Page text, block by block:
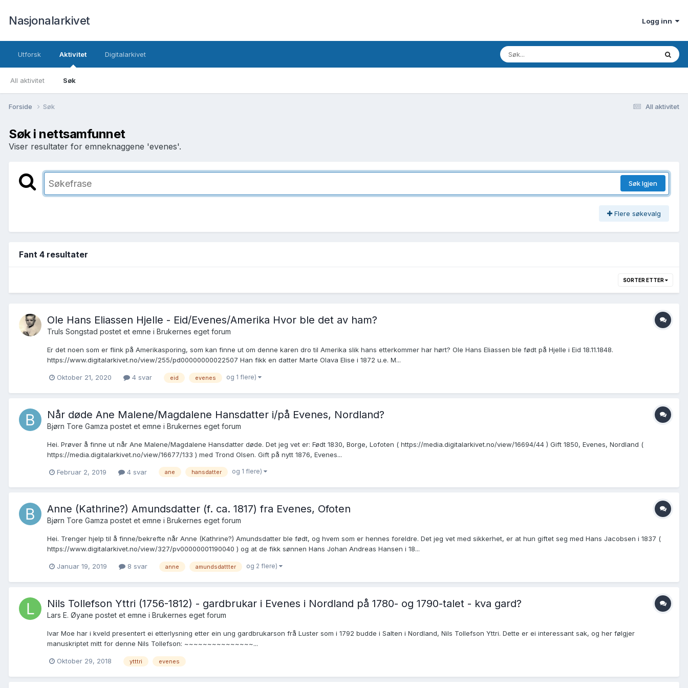
Nasjonalarkivet Logg inn
Utforsk Aktivitet
All aktivitet Søk
Digitalarkivet
All aktivitet
Forside Søk
Søk i nettsamfunnet
Viser resultater for emneknaggene 'evenes'.
Søk Igjen
Flere søkevalg
Fant 4 resultater
SORTER ETTER
Ole Hans Eliassen Hjelle - Eid/Evenes/Amerika Hvor ble det av ham?
Truls Songstad postet et emne i Brukernes eget forum
Er det noen som er flink på Amerikasporing, som kan finne ut om denne karen dro til Amerika slik hans etterkommer har hørt? Ole Hans Eliassen ble født på Hjelle i Eid 18.11.1848.
https://www.digitalarkivet.no/view/255/pd00000000022507 Han fikk en datter Marte Olava Elise i 1872 u.e. M...
Oktober 21, 2020 4 svar eid evenes og 1 flere)
Når døde Ane Malene/Magdalene Hansdatter i/på Evenes, Nordland?
Bjørn Tore Gamza postet et emne i Brukernes eget forum
Hei. Prøver å finne ut når Ane Malene/Magdalene Hansdatter døde. Det jeg vet er: Født 1830, Borge, Lofoten ( https://media.digitalarkivet.no/view/16694/44 ) Gift 1850, Evenes, Nordland (
https://media.digitalarkivet.no/view/16677/133 ) med Trond Olsen. Gift på nytt 1876, Evenes...
Februar 2, 2019 4 svar ane hansdatter og 1 flere)
Anne (Kathrine?) Amundsdatter (f. ca. 1817) fra Evenes, Ofoten
Bjørn Tore Gamza postet et emne i Brukernes eget forum
Hei. Trenger hjelp til å finne/bekrefte når Anne (Kathrine?) Amundsdatter ble født, og hvem som er hennes foreldre. Det jeg vet med sikkerhet, er at hun giftet seg med Hans Jacobsen i 1837 (
https://www.digitalarkivet.no/view/327/pv00000001190040 ) og at de fikk sønnen Hans Johan Andreas Hansen i 18...
Januar 19, 2019 8 svar anne amundsdattter og 2 flere)
Nils Tollefson Yttri (1756-1812) - gardbrukar i Evenes i Nordland på 1780- og 1790-talet - kva gard?
Lars E. Øyane postet et emne i Brukernes eget forum
Ivar Moe har i kveld presentert ei etterlysning etter ein ung gardbrukarson frå Luster som i 1792 budde i Salten i Nordland, Nils Tollefson Yttri. Dette er ei interessant sak, og her følgjer
manuskriptet mitt for denne Nils Tollefson: ~~~~~~~~~~~~~~~...
Oktober 29, 2018 ytttri evenes